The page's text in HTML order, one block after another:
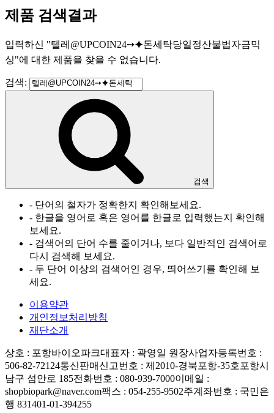
제품 검색결과
입력하신 "텔레@UPCOIN24➙⯌돈세탁당일정산불법자금믹
싱"에 대한 제품을 찾을 수 없습니다.
검색:
검색
- 단어의 철자가 정확한지 확인해보세요.
- 한글을 영어로 혹은 영어를 한글로 입력했는지 확인해
보세요.
- 검색어의 단어 수를 줄이거나, 보다 일반적인 검색어로
다시 검색해 보세요.
- 두 단어 이상의 검색어인 경우, 띄어쓰기를 확인해 보
세요.
이용약관
개인정보처리방침
재단소개
상호 : 포항바이오파크대표자 : 곽영일 원장사업자등록번호 :
506-82-72124통신판매신고번호 : 제2010-경북포항-35호 포항시
남구 섬안로 185전화번호 : 080-939-7000이메일 :
shopbiopark@naver.com팩스 : 054-255-9502주계좌번호 : 국민은
행 831401-01-394255